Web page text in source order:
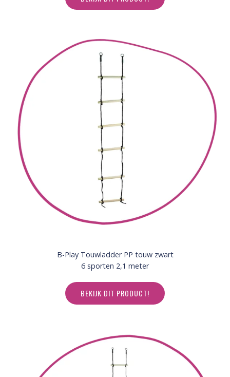
B-Play Touwladder PP touw zwart
6 sporten 2,1 meter
BEKIJK DIT PRODUCT!